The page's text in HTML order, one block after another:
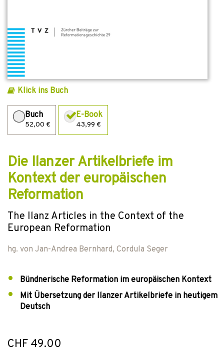
Klick ins Buch
Buch
52,00 €
E-Book
43,99 €
Die Ilanzer Artikelbriefe im
Kontext der europäischen
Reformation
The Ilanz Articles in the Context of the
European Reformation
hg. von Jan-Andrea Bernhard, Cordula Seger
Bündnerische Reformation im europäischen Kontext
Mit Übersetzung der Ilanzer Artikelbriefe in heutigem
Deutsch
CHF 49.00